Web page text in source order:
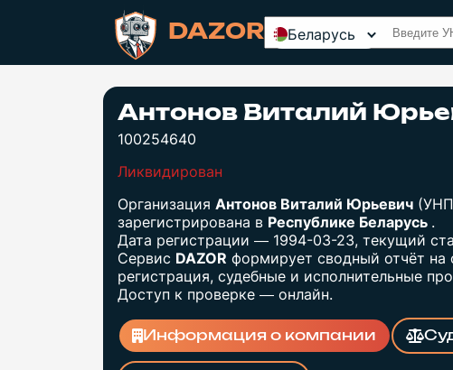
DAZOR Беларусь
Антонов Виталий
100254640
Ликвидирован
Организация Антонов Виталий Юрьевич
зарегистрирована в Республике Беларусь .
Дата регистрации — 1994-03-23, текущий
Сервис DAZOR формирует сводный отчёт на
регистрация, судебные и исполнительные
Доступ к проверке — онлайн.
Информация о компании